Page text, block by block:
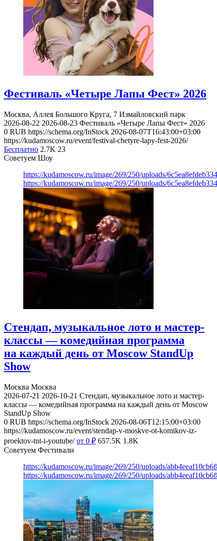
Фестиваль «Четыре Лапы Фест» 2026
Москва, Аллея Большого Круга, 7 Измайловский парк
2026-08-22 2026-08-23 Фестиваль «Четыре Лапы Фест» 2026
0 RUB https://schema.org/InStock 2026-08-07T16:43:00+03:00
https://kudamoscow.ru/event/festival-chetyre-lapy-fest-2026/
Бесплатно 2.7K 23
Советуем Шоу
https://kudamoscow.ru/image/269/250/uploads/
https://kudamoscow.ru/image/269/250/uploads/
Стендап, музыкальное лото и мастер-
классы — комедийная программа
на каждый день от Moscow StandUp
Show
Москва Москва
2026-07-21 2026-10-21 Стендап, музыкальное лото и мастер-
классы — комедийная программа на каждый день от Moscow
StandUp Show
0 RUB https://schema.org/InStock 2026-08-06T12:15:00+03:00
https://kudamoscow.ru/event/stendap-v-moskve-ot-komikov-iz-
proektov-tnt-i-youtube/ от 0 ₽ 657.5K 1.8K
Советуем Фестивали
https://kudamoscow.ru/image/269/250/uploads/
https://kudamoscow.ru/image/269/250/uploads/